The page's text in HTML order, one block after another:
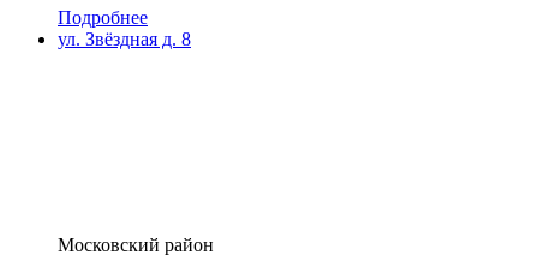
Подробнее
ул. Звёздная д. 8
Московский район